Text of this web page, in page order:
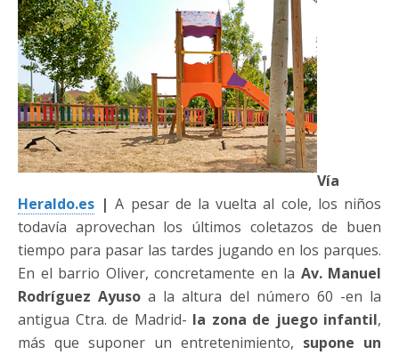
Vía
Heraldo.es | A pesar de la vuelta al cole, los niños
todavía aprovechan los últimos coletazos de buen
tiempo para pasar las tardes jugando en los parques.
En el barrio Oliver, concretamente en la Av. Manuel
Rodríguez Ayuso a la altura del número 60 -en la
antigua Ctra. de Madrid- la zona de juego infantil,
más que suponer un entretenimiento, supone un